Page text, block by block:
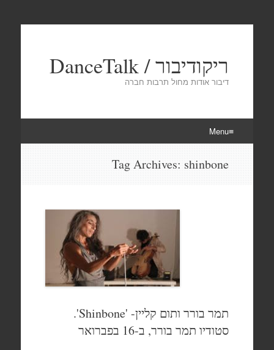
ריקודיבור / DanceTalk
דיבור אודות מחול תרבות חברה
Menu
Tag Archives: shinbone
תמר בורר ותום קליין- 'Shinbone'.
סטודיו תמר בורר, ב-16 בפברואר